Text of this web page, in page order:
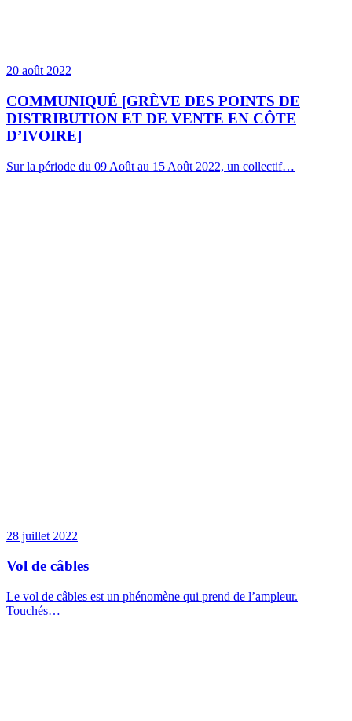
20 août 2022
COMMUNIQUÉ [GRÈVE DES POINTS DE
DISTRIBUTION ET DE VENTE EN CÔTE
D’IVOIRE]
Sur la période du 09 Août au 15 Août 2022, un collectif…
28 juillet 2022
Vol de câbles
Le vol de câbles est un phénomène qui prend de l’ampleur.
Touchés…